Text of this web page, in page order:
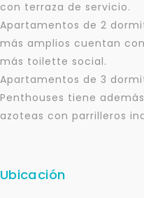
con terraza de servicio.
Apartamentos de 2
más amplios cuentan
más toilette social.
Apartamentos de 3
Penthouses tiene
azoteas con parrilleros
Ubicación
Para
mejor y
Tu nombre *